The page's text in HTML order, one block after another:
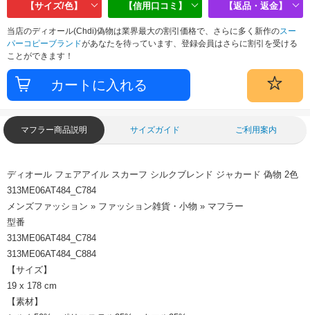
【サイズ/色】 【信用口コミ】 【返品・返金】
当店のディオール(Chdi)偽物は業界最大の割引価格で、さらに多く新作のスー
パーコピーブランドがあなたを待っています、登録会員はさらに割引を受ける
ことができます！
マフラー商品説明 サイズガイド ご利用案内
ディオール フェアアイル スカーフ シルクブレンド ジャカード 偽物 2色
313ME06AT484_C784
メンズファッション » ファッション雑貨・小物 » マフラー
型番
313ME06AT484_C784
313ME06AT484_C884
【サイズ】
19 x 178 cm
【素材】